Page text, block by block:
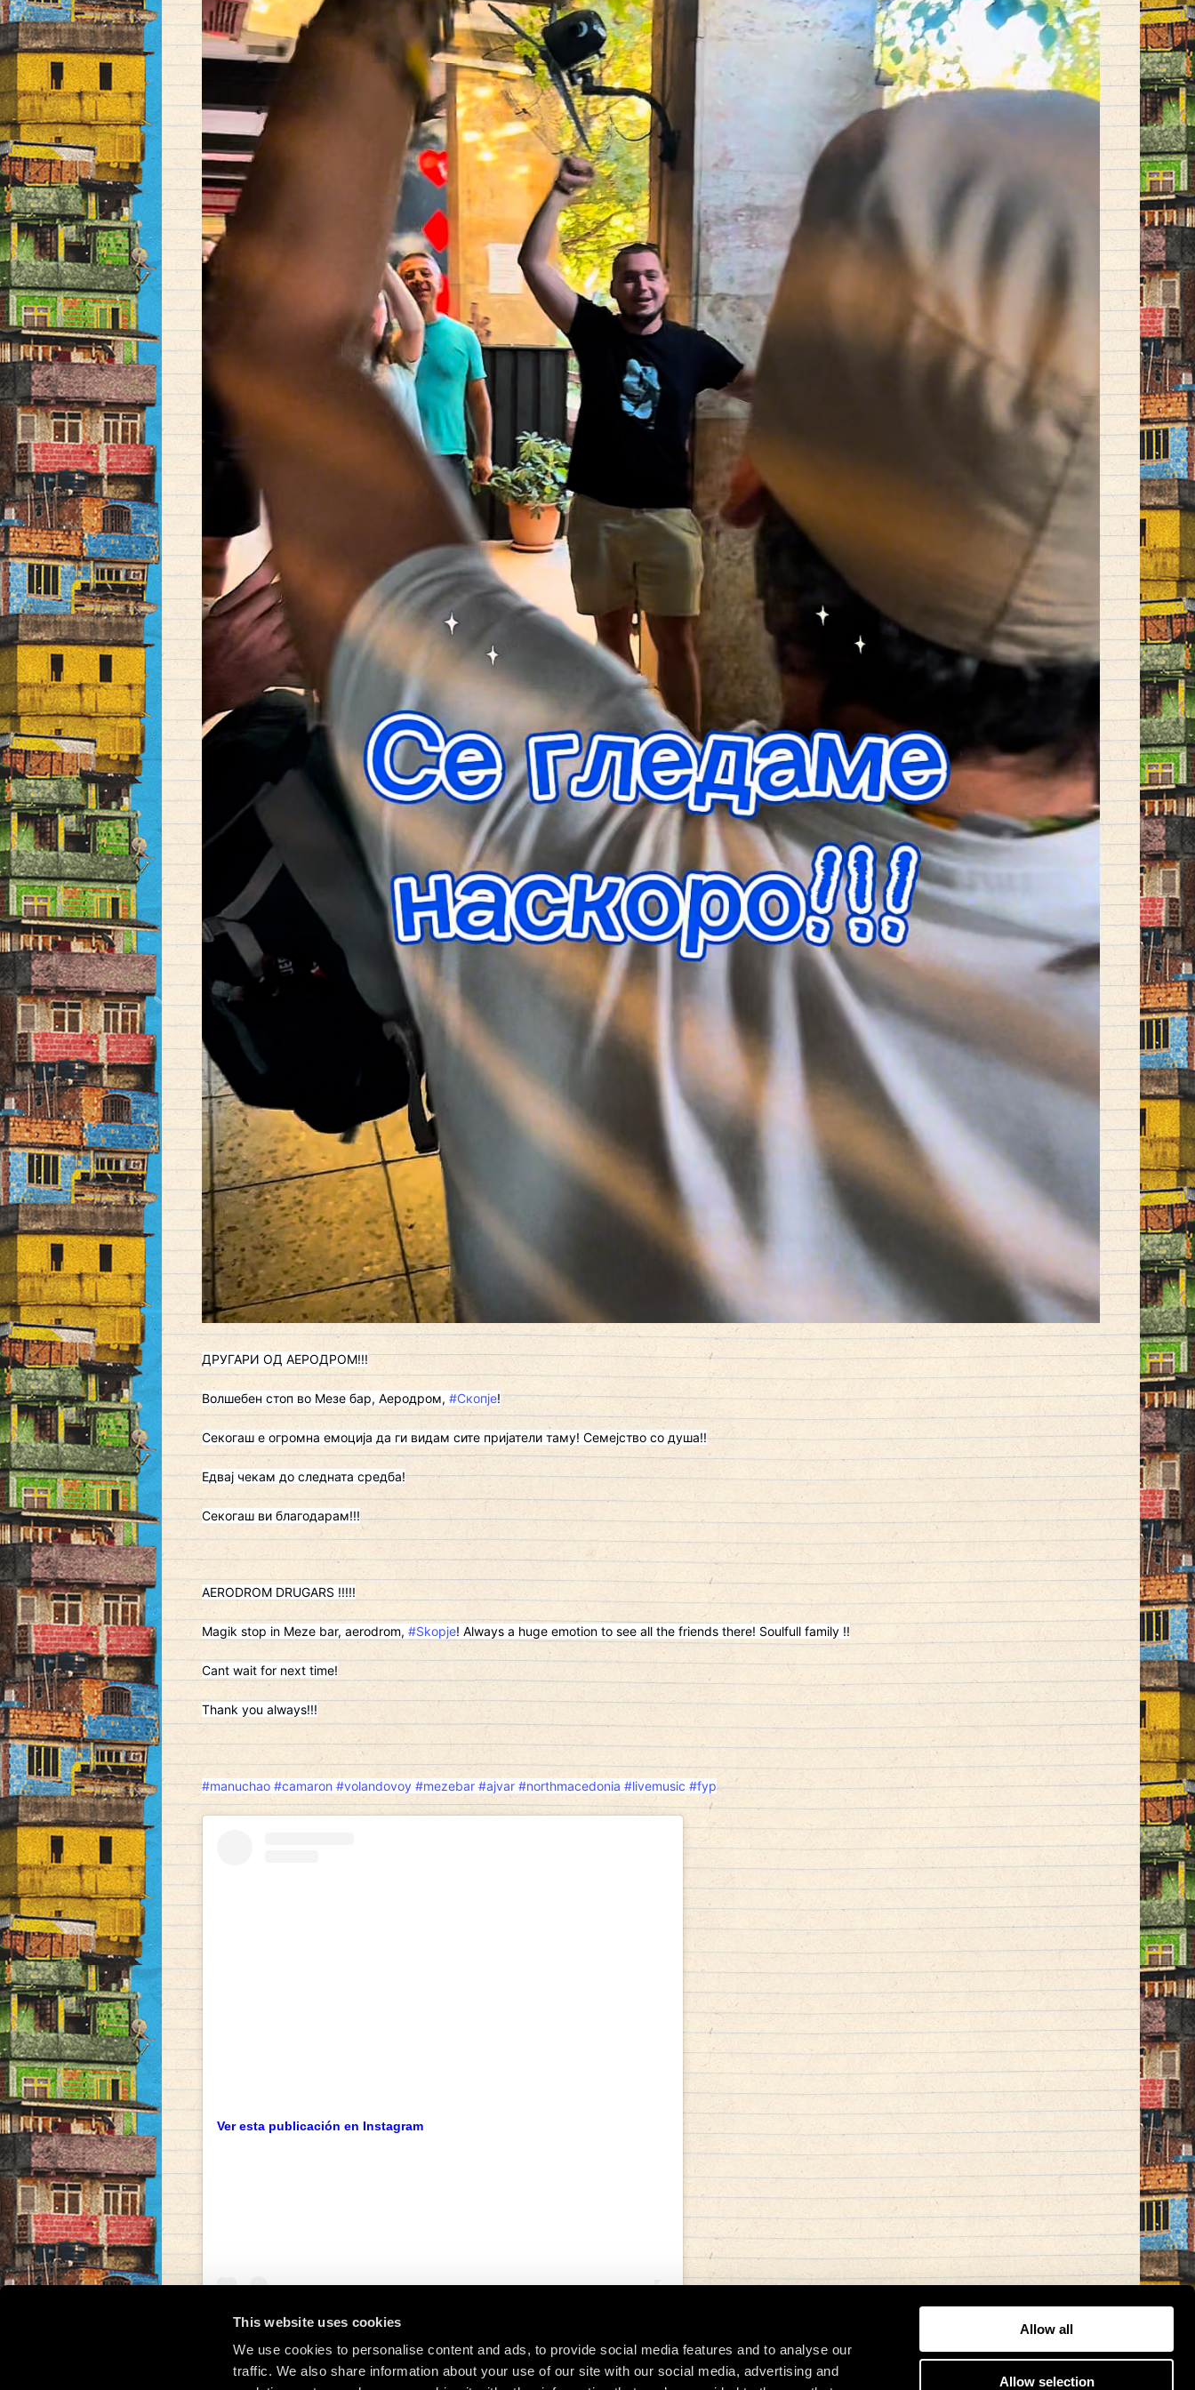
This website uses cookies
We use cookies to personalise content and ads, to provide social media features and to analyse our
traffic. We also share information about your use of our site with our social media, advertising and
Allow all
Allow selection
ДРУГАРИ ОД АЕРОДРОМ!!!
Волшебен стоп во Мезе бар, Аеродром, #Скопје!
Секогаш е огромна емоција да ги видам сите пријатели таму! Семејство со душа!!
Едвај чекам до следната средба!
Секогаш ви благодарам!!!
AERODROM DRUGARS !!!!!
Magik stop in Meze bar, aerodrom, #Skopje! Always a huge emotion to see all the friends there! Soulfull family !!
Cant wait for next time!
Thank you always!!!
#manuchao #camaron #volandovoy #mezebar #ajvar #northmacedonia #livemusic #fyp
Ver esta publicación en Instagram